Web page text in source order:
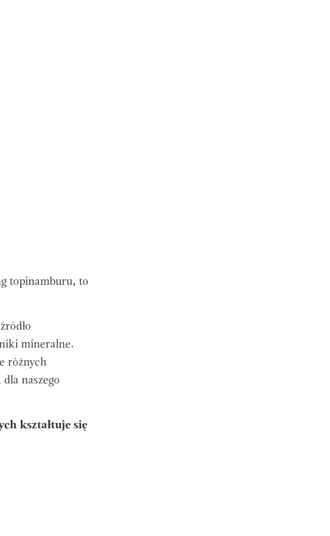
topinamburu, to
mineralne.
różnych
naszego
kształtuje się